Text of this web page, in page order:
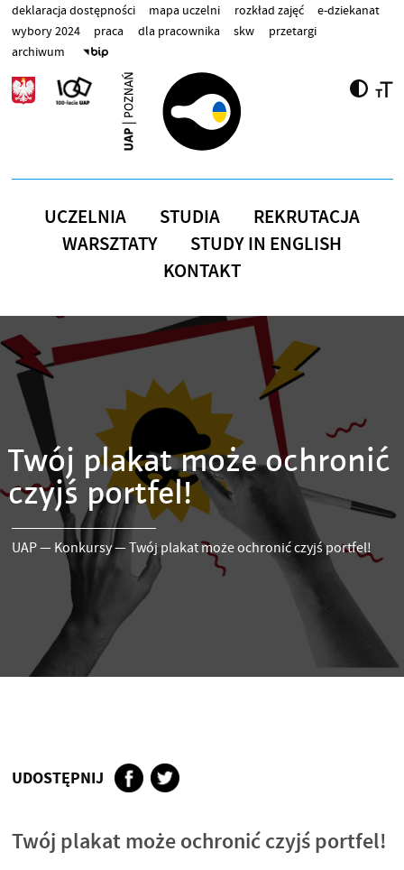
Przejdź do treści
deklaracja dostępności mapa uczelni rozkład zajęć
e-dziekanat
wybory 2024
praca dla pracownika skw
przetargi
archiwum
UCZELNIA STUDIA
REKRUTACJA
WARSZTATY
STUDY IN ENGLISH
KONTAKT
Twój plakat może ochronić
czyjś portfel!
UAP— Konkursy—Twój plakat może ochronić czyjś portfel!
UDOSTĘPNIJ
Twój plakat może ochronić czyjś portfel!